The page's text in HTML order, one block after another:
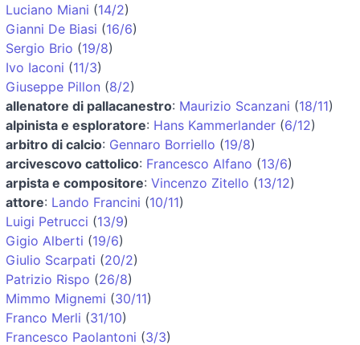
Luciano Miani (14/2)
Gianni De Biasi (16/6)
Sergio Brio (19/8)
Ivo Iaconi (11/3)
Giuseppe Pillon (8/2)
allenatore di pallacanestro: Maurizio Scanzani (18/11)
alpinista e esploratore: Hans Kammerlander (6/12)
arbitro di calcio: Gennaro Borriello (19/8)
arcivescovo cattolico: Francesco Alfano (13/6)
arpista e compositore: Vincenzo Zitello (13/12)
attore: Lando Francini (10/11)
Luigi Petrucci (13/9)
Gigio Alberti (19/6)
Giulio Scarpati (20/2)
Patrizio Rispo (26/8)
Mimmo Mignemi (30/11)
Franco Merli (31/10)
Francesco Paolantoni (3/3)